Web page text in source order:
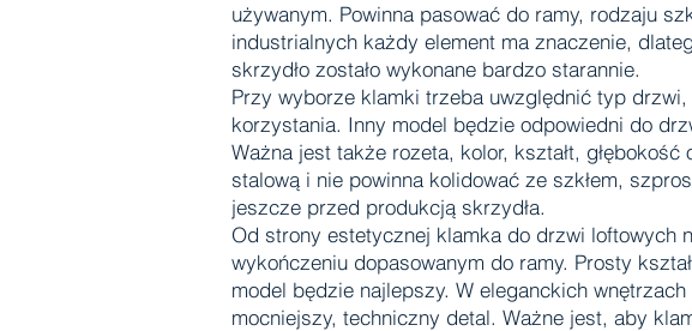
używanym. Powinna pasować do ramy, rodzaju
industrialnych każdy element ma znaczenie,
skrzydło zostało wykonane bardzo starannie.
Przy wyborze klamki trzeba uwzględnić typ
korzystania. Inny model będzie odpowiedni do
Ważna jest także rozeta, kolor, kształt,
stalową i nie powinna kolidować ze szkłem,
jeszcze przed produkcją skrzydła.
Od strony estetycznej klamka do drzwi loftowych
wykończeniu dopasowanym do ramy. Prosty
model będzie najlepszy. W eleganckich
mocniejszy, techniczny detal. Ważne jest, aby